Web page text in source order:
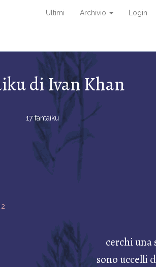
Ultimi Archivio Login
di Ivan Khan
17 fantaiku
cerchi una
sono uccelli